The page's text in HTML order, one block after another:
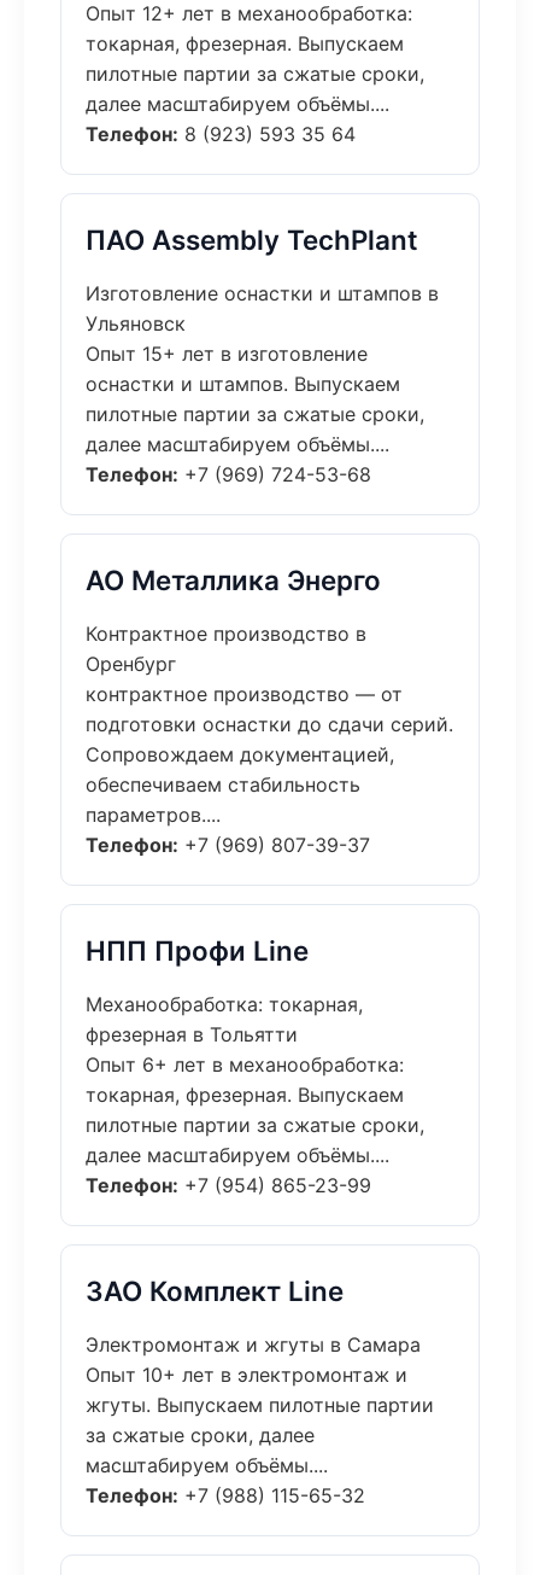
Опыт 12+ лет в механообработка:
токарная, фрезерная. Выпускаем
пилотные партии за сжатые сроки,
далее масштабируем объёмы....
Телефон: 8 (923) 593 35 64
ПАО Assembly TechPlant
Изготовление оснастки и штампов в
Ульяновск
Опыт 15+ лет в изготовление
оснастки и штампов. Выпускаем
пилотные партии за сжатые сроки,
далее масштабируем объёмы....
Телефон: +7 (969) 724-53-68
АО Металлика Энерго
Контрактное производство в
Оренбург
контрактное производство — от
подготовки оснастки до сдачи серий.
Сопровождаем документацией,
обеспечиваем стабильность
параметров....
Телефон: +7 (969) 807-39-37
НПП Профи Line
Механообработка: токарная,
фрезерная в Тольятти
Опыт 6+ лет в механообработка:
токарная, фрезерная. Выпускаем
пилотные партии за сжатые сроки,
далее масштабируем объёмы....
Телефон: +7 (954) 865-23-99
ЗАО Комплект Line
Электромонтаж и жгуты в Самара
Опыт 10+ лет в электромонтаж и
жгуты. Выпускаем пилотные партии
за сжатые сроки, далее
масштабируем объёмы....
Телефон: +7 (988) 115-65-32